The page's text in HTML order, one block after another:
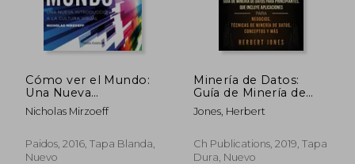
Cómo ver el Mundo:
Una Nueva
Introducción a la
Cultura Visual
Nicholas Mirzoeff
Paidos, 2016, Tapa Blanda,
Nuevo
Minería de Datos:
Guía de Minería de
Datos Para
Principiantes, que
Para Negocios,
Técnicas de Minería
Jones, Herbert
Ch Publications, 2019, Tapa
Dura, Nuevo